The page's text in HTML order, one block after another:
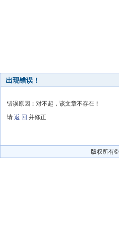
出现错误！
错误原因：对不起，该文章不存在！
请 返 回 并修正
版权所有©